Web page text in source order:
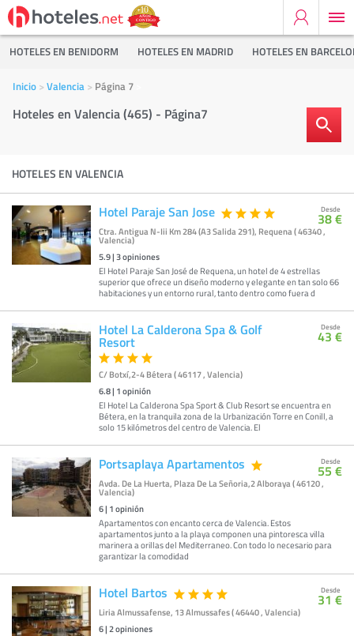
HOTELES EN BENIDORM HOTELES EN MADRID HOTELES EN
Inicio Valencia Página 7
Hoteles en Valencia (465) - Página7
HOTELES EN VALENCIA
Hotel Paraje San Jose
Ctra. Antigua N-Iii Km 284 (A3 Salida 291), Requena ( 46340 ,
Valencia)
5.9|3opiniones
El Hotel Paraje San José de Requena, un hotel de 4 estrellas
superior que ofrece un diseño moderno y elegante en tan solo 66
habitaciones y un entorno rural, tanto dentro como fuera d
Desde
38 €
Hotel La Calderona Spa & Golf
Resort
C/ Botxí,2-4 Bétera ( 46117 , Valencia)
6.8| 1opinión
El Hotel La Calderona Spa Sport & Club Resort se encuentra en
Bétera, en la tranquila zona de la Urbanización Torre en Conill, a
solo 15 kilómetros del centro de Valencia. El
Desde
43 €
Portsaplaya Apartamentos
Avda. De La Huerta, Plaza De La Señoria,2 Alboraya ( 46120 ,
Valencia)
6| 1opinión
Apartamentos con encanto cerca de Valencia. Estos
apartamentos junto a la playa componen una pintoresca villa
marinera a orillas del Mediterraneo. Con todo lo necesario para
garantizar la comodidad
Desde
55 €
Hotel Bartos
Liria Almussafense, 13 Almussafes ( 46440 , Valencia)
6|2opiniones
Desde
31 €